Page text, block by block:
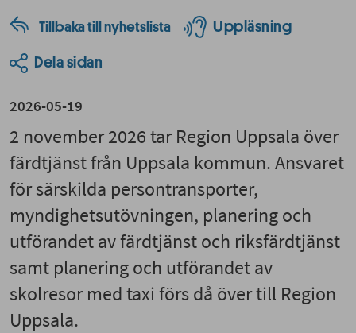
Tillbaka till nyhetslista Uppläsning
Dela sidan
2026-05-19
2 november 2026 tar Region Uppsala över
färdtjänst från Uppsala kommun. Ansvaret
för särskilda persontransporter,
myndighetsutövningen, planering och
utförandet av färdtjänst och riksfärdtjänst
samt planering och utförandet av
skolresor med taxi förs då över till Region
Uppsala.